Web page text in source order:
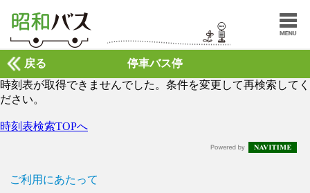
停車バス停
戻る
時刻表が取得できませんでした。条件を変更して再検索してく
ださい。
時刻表検索TOPへ
ご利用にあたって